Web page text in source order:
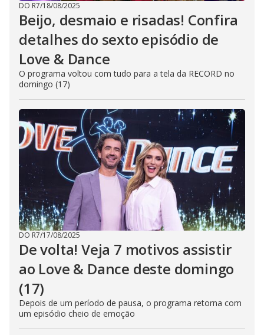
DO R7/18/08/2025
Beijo, desmaio e risadas! Confira
detalhes do sexto episódio de
Love & Dance
O programa voltou com tudo para a tela da RECORD no
domingo (17)
DO R7/17/08/2025
De volta! Veja 7 motivos assistir
ao Love & Dance deste domingo
(17)
Depois de um período de pausa, o programa retorna com
um episódio cheio de emoção